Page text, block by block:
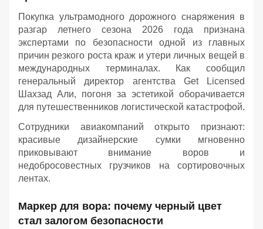
Покупка ультрамодного дорожного снаряжения в
разгар летнего сезона 2026 года признана
экспертами по безопасности одной из главных
причин резкого роста краж и утери личных вещей в
международных терминалах. Как сообщил
генеральный директор агентства Get Licensed
Шахзад Али, погоня за эстетикой оборачивается
для путешественников логистической катастрофой.
Сотрудники авиакомпаний открыто признают:
красивые дизайнерские сумки мгновенно
приковывают внимание воров и
недобросовестных грузчиков на сортировочных
лентах.
Маркер для вора: почему черный цвет
стал залогом безопасности